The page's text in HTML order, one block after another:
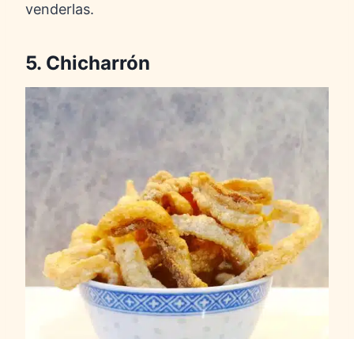
venderlas.
5. Chicharrón